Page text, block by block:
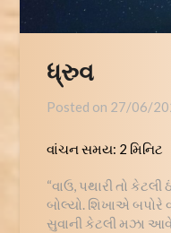
ધ્રુવ
Posted on 27/06/
વાંચન સમય: 2 મિનિટ
“વાઉ, પથારી તો કેટલી
બોલ્યો. શિખાએ બપોરે
સુવાની કેટલી મઝા